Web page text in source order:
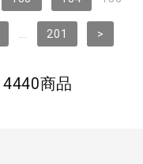
201 >
商品